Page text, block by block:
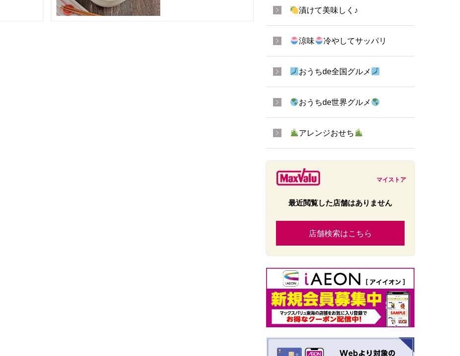
漬けて美味しく♪
涼味 冷やしてサッパリ
おうちde全国グルメ
おうちde世界グルメ
アレンジおせち
マイストア
最近閲覧した店舗はありません
店舗検索はこちら